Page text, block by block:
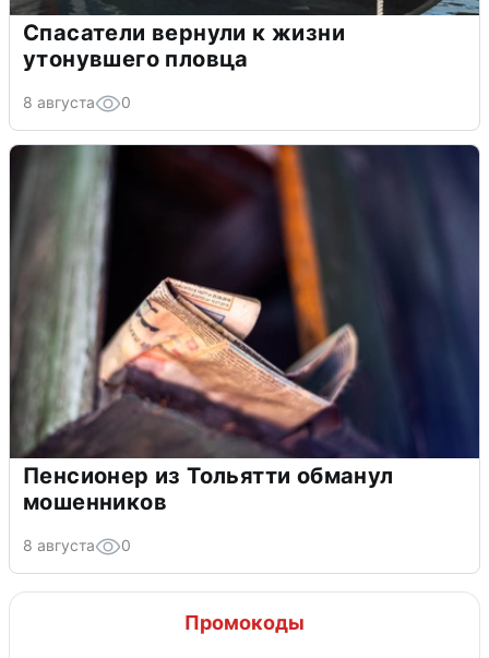
Спасатели вернули к жизни
утонувшего пловца
8 августа 0
Пенсионер из Тольятти обманул
мошенников
8 августа 0
Промокоды